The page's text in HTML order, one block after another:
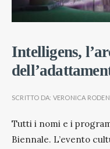
Intelligens,
SCRITTO DA: VERONICA
Tutti i nomi e i
Biennale. L’evento